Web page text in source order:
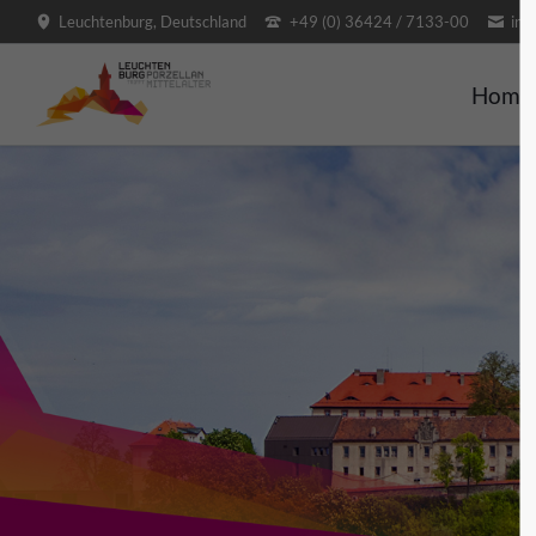
Leuchtenburg, Deutschland +49 (0) 36424 / 7133-00
Home
SUCHEN